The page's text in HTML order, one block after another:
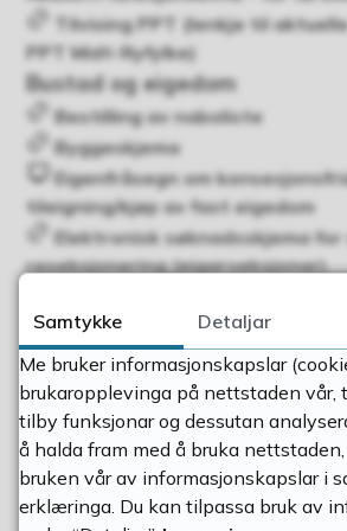
Tilvising PPT (lenkje til
PPT Midt-Ryfylke)
Bustad og eigedom
Bestilling av naboliste
Byggeskjema
Eigenfråsegn om
tileigning/kjøp av fast eigedom
Elektronisk søknadsskjema
reseksjonering (eigarseksjonar)
Fritak for feiegebyr - erklæring
Husbanken sine skjema
Meld flytting (lenkje til
Melding om bygning eller
søknadsplikt
Melding om montering av
Rekvisisjon av
Samtykke Detaljar
Me bruker informasjonskapslar
brukaropplevinga på nettstaden vår,
tilby funksjonar og dessutan
å halda fram med å bruka
bruken vår av informasjonskapslar i
erklæringa. Du kan tilpassa bruk av